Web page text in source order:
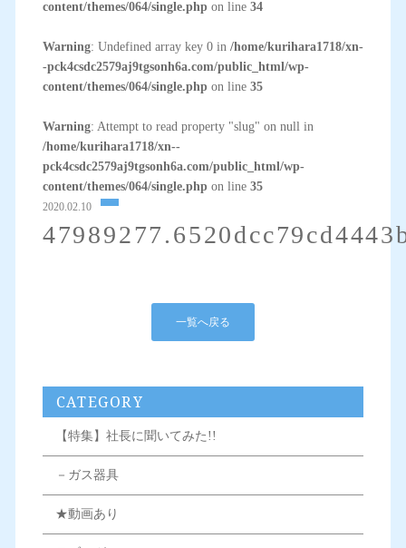
content/themes/064/single.phpon line 34
Warning: Undefined array key 0 in /home/kurihara1718/xn-
-pck4csdc2579aj9tgsonh6a.com/public_html/wp-
content/themes/064/single.phpon line 35
Warning: Attempt to read property "slug" on null in
/home/kurihara1718/xn--
pck4csdc2579aj9tgsonh6a.com/public_html/wp-
content/themes/064/single.phpon line 35
2020.02.10
一覧へ戻る
CATEGORY
【特集】社長に聞いてみた!!
－ガス器具
★動画あり